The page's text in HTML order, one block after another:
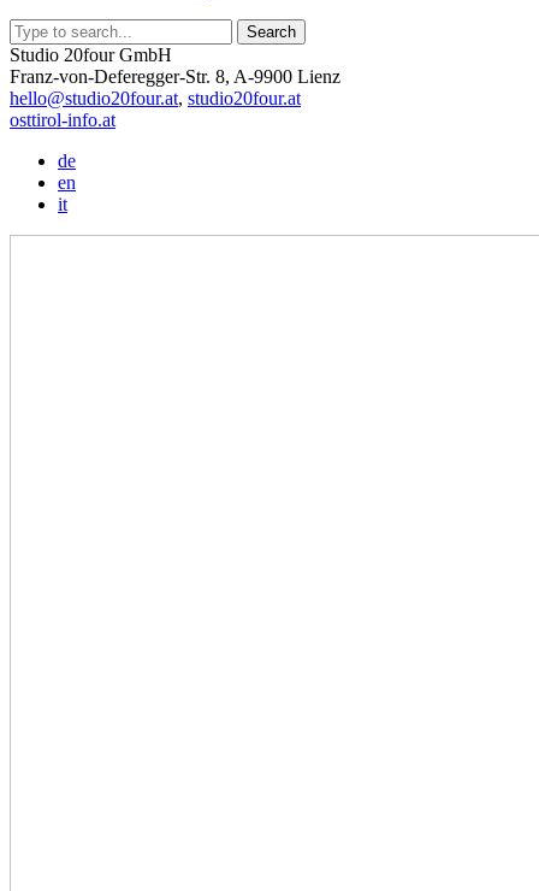
Studio 20four GmbH
Franz-von-Deferegger-Str. 8, A-9900 Lienz
hello@studio20four.at, studio20four.at
osttirol-info.at
de
en
it